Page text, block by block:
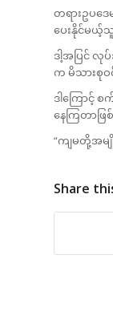
တရားဥပ
ပေးနိုင်မ
ဒါ့အပြင်
က မိသားစု
ဒါကြောင့်
နေကြတာဖြ
“ကျမတို့အမ
Share